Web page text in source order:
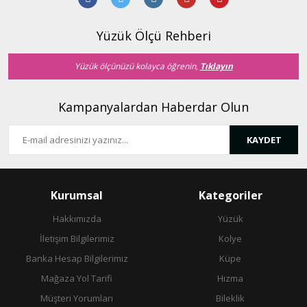
Ürün fiyatı diğer sitelerden daha pahalı.
Bu ürüne benzer farklı alternatifler olmalı.
Yüzük Ölçü Rehberi
Yüzük ölçünüzü kolayca öğrenin, Tıklayın
Kampanyalardan Haberdar Olun
KAYDET
Kurumsal
Hakkımızda
İletişim Bilgilerimiz
Banka Hesap Bilgilerimiz
Mağaza Yol Tarifi
Müşteri Yorumları
Kategoriler
Yüzük
Kolye
Küpe
Hızma
Bileklik